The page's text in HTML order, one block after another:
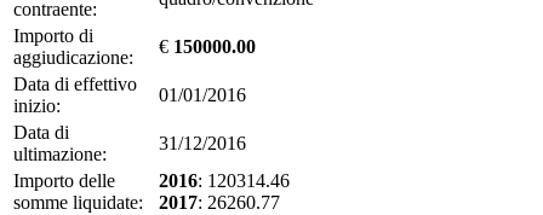
contraente:
Importo di
aggiudicazione:
€ 150000.00
Data di effettivo
inizio:
01/01/2016
Data di
ultimazione:
31/12/2016
Importo delle
somme liquidate:
2016: 120314.46
2017: 26260.77